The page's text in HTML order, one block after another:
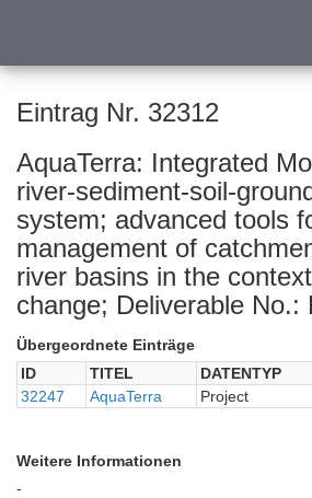
Eintrag Nr. 32312
AquaTerra: Integrated
river-sediment-soil-
system; advanced tools
management of
river basins in the
change; Deliverable No.:
Übergeordnete Einträge
ID
TITEL DATENTYP
32247
AquaTerra Project
Weitere Informationen
-